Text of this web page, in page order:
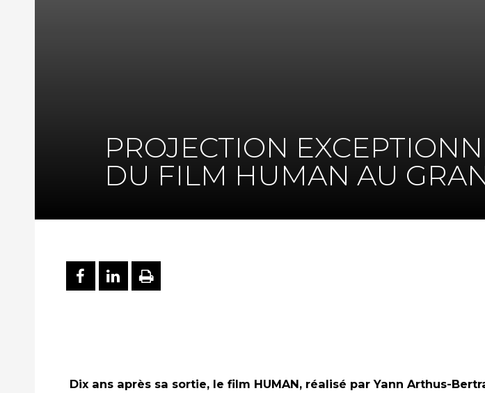
PROJECTION
DU FILM HUMAN AU
PARTAGER SUR FACEBOOK
PARTAGER SUR LINKEDIN
IMPRIMER
Dix ans après sa sortie, le film HUMAN, réalisé par Yann Arthus-